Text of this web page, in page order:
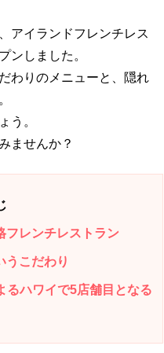
アイランドフレンチレス
ンしました。
わりのメニューと、隠れ
う。
ませんか？
フレンチレストラン
うこだわり
るハワイで5店舗目となる